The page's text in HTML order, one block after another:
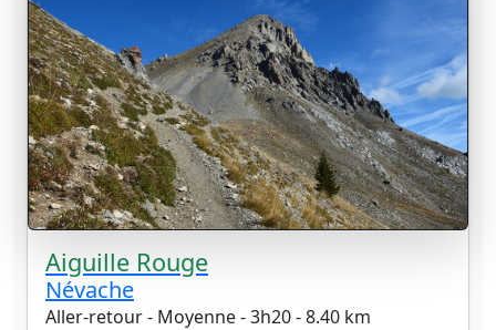
Aiguille Rouge
Névache
Aller-retour - Moyenne - 3h20 - 8.40 km